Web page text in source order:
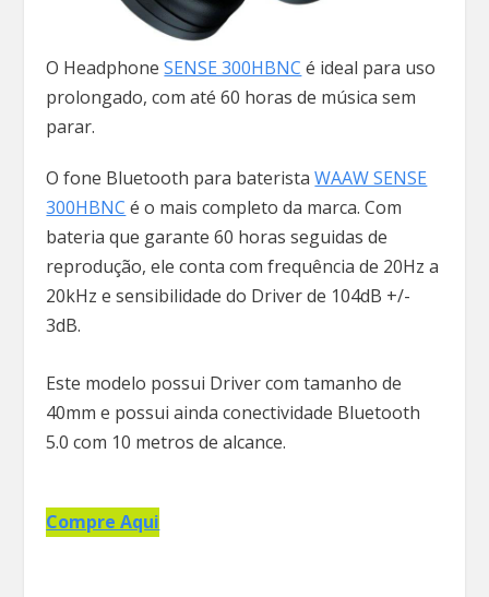
O HeadphoneSENSE 300HBNC é ideal para uso
prolongado, com até 60 horas de música sem
parar.
O fone Bluetooth para bateristaWAAW SENSE
300HBNC é o mais completo da marca. Com
bateria que garante 60 horas seguidas de
reprodução, ele conta com frequência de 20Hz a
20kHz e sensibilidade do Driver de 104dB +/-
3dB.
Este modelo possui Driver com tamanho de
40mm e possui ainda conectividade Bluetooth
5.0 com 10 metros de alcance.
Compre Aqui